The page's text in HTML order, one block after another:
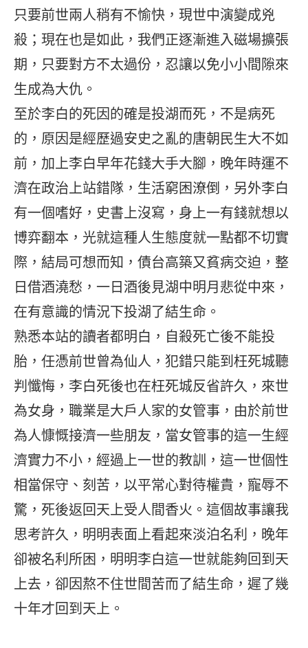
只要前世兩人稍有不愉快，現世中演變成兇
殺；現在也是如此，我們正逐漸進入磁場擴張
期，只要對方不太過份，忍讓以免小小間隙來
生成為大仇。
至於李白的死因的確是投湖而死，不是病死
的，原因是經歷過安史之亂的唐朝民生大不如
前，加上李白早年花錢大手大腳，晚年時運不
濟在政治上站錯隊，生活窮困潦倒，另外李白
有一個嗜好，史書上沒寫，身上一有錢就想以
博弈翻本，光就這種人生態度就一點都不切實
際，結局可想而知，債台高築又貧病交迫，整
日借酒澆愁，一日酒後見湖中明月悲從中來，
在有意識的情況下投湖了結生命。
熟悉本站的讀者都明白，自殺死亡後不能投
胎，任憑前世曾為仙人，犯錯只能到枉死城聽
判懺悔，李白死後也在枉死城反省許久，來世
為女身，職業是大戶人家的女管事，由於前世
為人慷慨接濟一些朋友，當女管事的這一生經
濟實力不小，經過上一世的教訓，這一世個性
相當保守、刻苦，以平常心對待權貴，寵辱不
驚，死後返回天上受人間香火。這個故事讓我
思考許久，明明表面上看起來淡泊名利，晚年
卻被名利所困，明明李白這一世就能夠回到天
上去，卻因熬不住世間苦而了結生命，遲了幾
十年才回到天上。